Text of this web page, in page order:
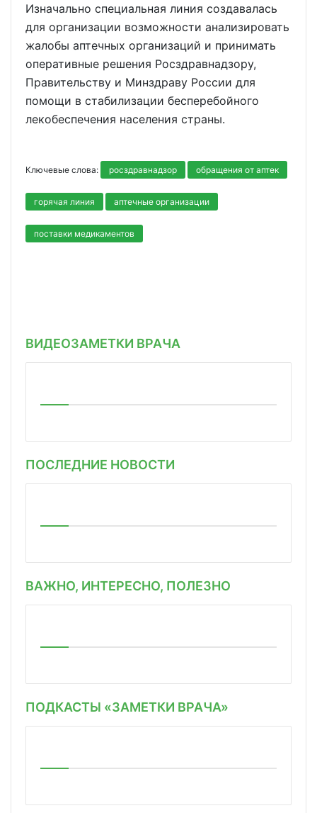
Изначально специальная линия создавалась
для организации возможности анализировать
жалобы аптечных организаций и принимать
оперативные решения Росздравнадзору,
Правительству и Минздраву России для
помощи в стабилизации бесперебойного
лекобеспечения населения страны.
Ключевые слова: росздравнадзор обращения от аптек
горячая линия аптечные организации
поставки медикаментов
ВИДЕОЗАМЕТКИ ВРАЧА
ПОСЛЕДНИЕ НОВОСТИ
ВАЖНО, ИНТЕРЕСНО, ПОЛЕЗНО
ПОДКАСТЫ «ЗАМЕТКИ ВРАЧА»